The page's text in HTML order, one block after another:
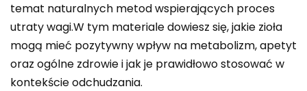
temat naturalnych metod wspierających proces
utraty wagi.W tym materiale dowiesz się, jakie zioła
mogą mieć pozytywny wpływ na metabolizm, apetyt
oraz ogólne zdrowie i jak je prawidłowo stosować w
kontekście odchudzania.